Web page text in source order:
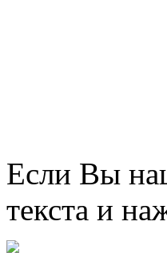
Если Вы
текста и